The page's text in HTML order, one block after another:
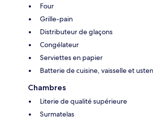
Four
Grille-pain
Distributeur de glaçons
Congélateur
Serviettes en papier
Batterie de cuisine, vaisselle et
Chambres
Literie de qualité supérieure
Surmatelas